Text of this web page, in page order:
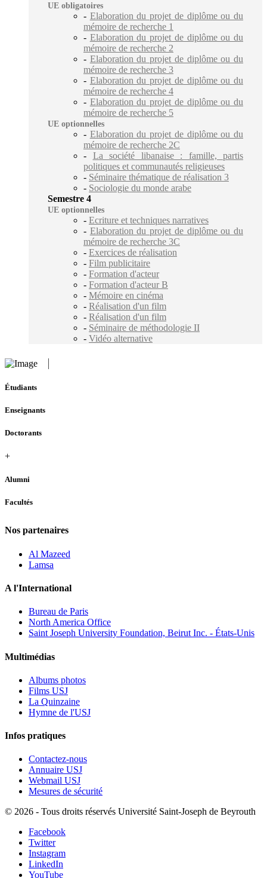
UE obligatoires
- Elaboration du projet de diplôme ou du
mémoire de recherche 1
- Elaboration du projet de diplôme ou du
mémoire de recherche 2
- Elaboration du projet de diplôme ou du
mémoire de recherche 3
- Elaboration du projet de diplôme ou du
mémoire de recherche 4
- Elaboration du projet de diplôme ou du
mémoire de recherche 5
UE optionnelles
- Elaboration du projet de diplôme ou du
mémoire de recherche 2C
- La société libanaise : famille, partis
politiques et communautés religieuses
- Séminaire thématique de réalisation 3
- Sociologie du monde arabe
Semestre 4
UE optionnelles
- Ecriture et techniques narratives
- Elaboration du projet de diplôme ou du
mémoire de recherche 3C
- Exercices de réalisation
- Film publicitaire
- Formation d'acteur
- Formation d'acteur B
- Mémoire en cinéma
- Réalisation d'un film
- Réalisation d'un film
- Séminaire de méthodologie II
- Vidéo alternative
Étudiants
Enseignants
Doctorants
+
Alumni
Facultés
Nos partenaires
Al Mazeed
Lamsa
A l'International
Bureau de Paris
North America Office
Saint Joseph University Foundation, Beirut Inc. - États-Unis
Multimédias
Albums photos
Films USJ
La Quinzaine
Hymne de l'USJ
Infos pratiques
Contactez-nous
Annuaire USJ
Webmail USJ
Mesures de sécurité
© 2026 - Tous droits réservés Université Saint-Joseph de Beyrouth
Facebook
Twitter
Instagram
LinkedIn
YouTube